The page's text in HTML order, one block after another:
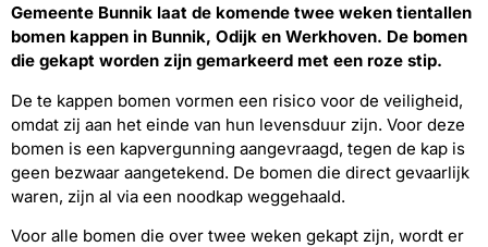
Gemeente Bunnik laat de komende twee weken tientallen
bomen kappen in Bunnik, Odijk en Werkhoven. De bomen
die gekapt worden zijn gemarkeerd met een roze stip.
De te kappen bomen vormen een risico voor de veiligheid,
omdat zij aan het einde van hun levensduur zijn. Voor deze
bomen is een kapvergunning aangevraagd, tegen de kap is
geen bezwaar aangetekend. De bomen die direct gevaarlijk
waren, zijn al via een noodkap weggehaald.
Voor alle bomen die over twee weken gekapt zijn, wordt er